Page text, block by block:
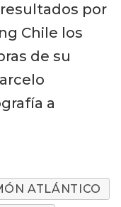
por
Chile los
de su
a
ATLÁNTICO